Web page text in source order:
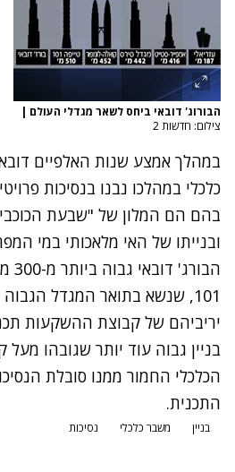
הבורוג' דובאי ביחס לשאר מגדלי העולם |
צילום: חדשות 2
במהלך אמצע שנות האלפיים
כלכלי במהלכו נבנו בנסיכות
בהם הם המלון של "שבעת
ובנייתו של האי מלאכותי במי
101, שנשא בתואר המגדל
יריביהם של קבוצת ההשקעות
בניין גבוה עוד יותר שגובהו
הכלכלי החמור ממנו סובלת
התכנית.
בניין משבר כלכלי נסיכות